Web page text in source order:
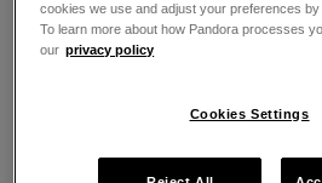
Fundada en 1982 y con sede en
Dinamarca, Pandora es
esterlina enchapada en oro de
cookies we use and adjust your preferences by
To learn more about how Pandora processes
our privacy policy
Cookies Settings